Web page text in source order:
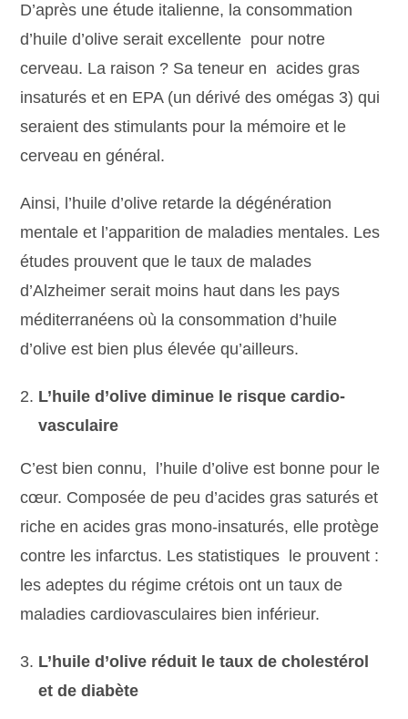
D’après une étude italienne, la consommation
d’huile d’olive serait excellente pour notre
cerveau. La raison ? Sa teneur en acides gras
insaturés et en EPA (un dérivé des omégas 3) qui
seraient des stimulants pour la mémoire et le
cerveau en général.
Ainsi, l’huile d’olive retarde la dégénération
mentale et l’apparition de maladies mentales. Les
études prouvent que le taux de malades
d’Alzheimer serait moins haut dans les pays
méditerranéens où la consommation d’huile
d’olive est bien plus élevée qu’ailleurs.
L’huile d’olive diminue le risque cardio-
vasculaire
C’est bien connu, l’huile d’olive est bonne pour le
cœur. Composée de peu d’acides gras saturés et
riche en acides gras mono-insaturés, elle protège
contre les infarctus. Les statistiques le prouvent :
les adeptes du régime crétois ont un taux de
maladies cardiovasculaires bien inférieur.
L’huile d’olive réduit le taux de cholestérol
et de diabète